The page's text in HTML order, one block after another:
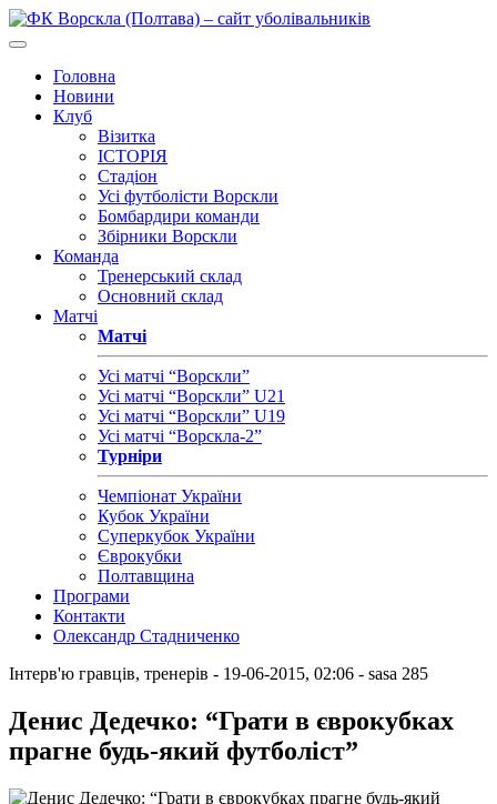
Головна
Новини
Клуб
Візитка
ІСТОРІЯ
Стадіон
Усі футболісти Ворскли
Бомбардири команди
Збірники Ворскли
Команда
Тренерський склад
Основний склад
Матчі
Матчі
Усі матчі “Ворскли”
Усі матчі “Ворскли” U21
Усі матчі “Ворскли” U19
Усі матчі “Ворскла-2”
Турніри
Чемпіонат України
Кубок України
Суперкубок України
Єврокубки
Полтавщина
Програми
Контакти
Олександр Стадниченко
Інтерв'ю гравців, тренерів - 19-06-2015, 02:06 - sasa 285
Денис Дедечко: “Грати в єврокубках
прагне будь-який футболіст”